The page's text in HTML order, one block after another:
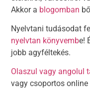
Akkor a blogomban
Nyelvtani tudásodat
nyelvtan könyvembe!
jobb agyféltekés.
Olaszul vagy angolul
vagy csoportos